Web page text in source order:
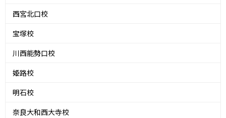
西宮北口校
宝塚校
川西能勢口校
姫路校
明石校
奈良大和西大寺校